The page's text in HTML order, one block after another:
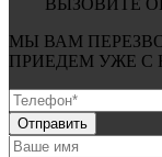
ВЫЗОВИТЕ
МЫ ВАМ
ПРИЕДЕМ УЖЕ С